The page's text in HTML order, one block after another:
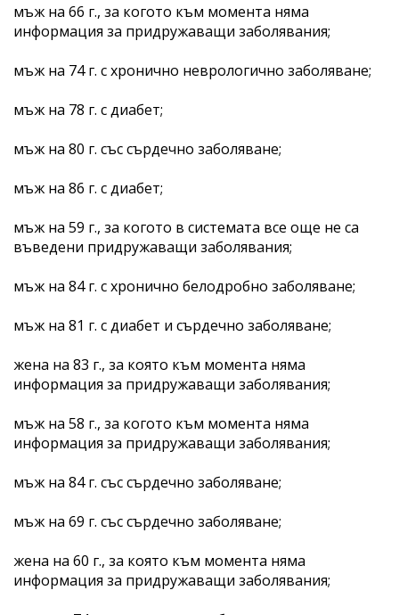
мъж на 66 г., за когото към момента няма
информация за придружаващи заболявания;
мъж на 74 г. с хронично неврологично заболяване;
мъж на 78 г. с диабет;
мъж на 80 г. със сърдечно заболяване;
мъж на 86 г. с диабет;
мъж на 59 г., за когото в системата все още не са
въведени придружаващи заболявания;
мъж на 84 г. с хронично белодробно заболяване;
мъж на 81 г. с диабет и сърдечно заболяване;
жена на 83 г., за която към момента няма
информация за придружаващи заболявания;
мъж на 58 г., за когото към момента няма
информация за придружаващи заболявания;
мъж на 84 г. със сърдечно заболяване;
мъж на 69 г. със сърдечно заболяване;
жена на 60 г., за която към момента няма
информация за придружаващи заболявания;